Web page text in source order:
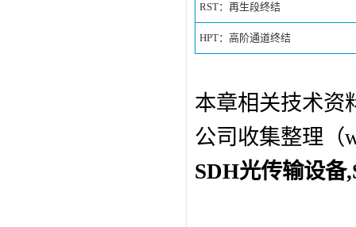
RST：再生段终结
HPT：高阶通道终结
本章相关技术资
公司收集整理（
SDH光传输设备